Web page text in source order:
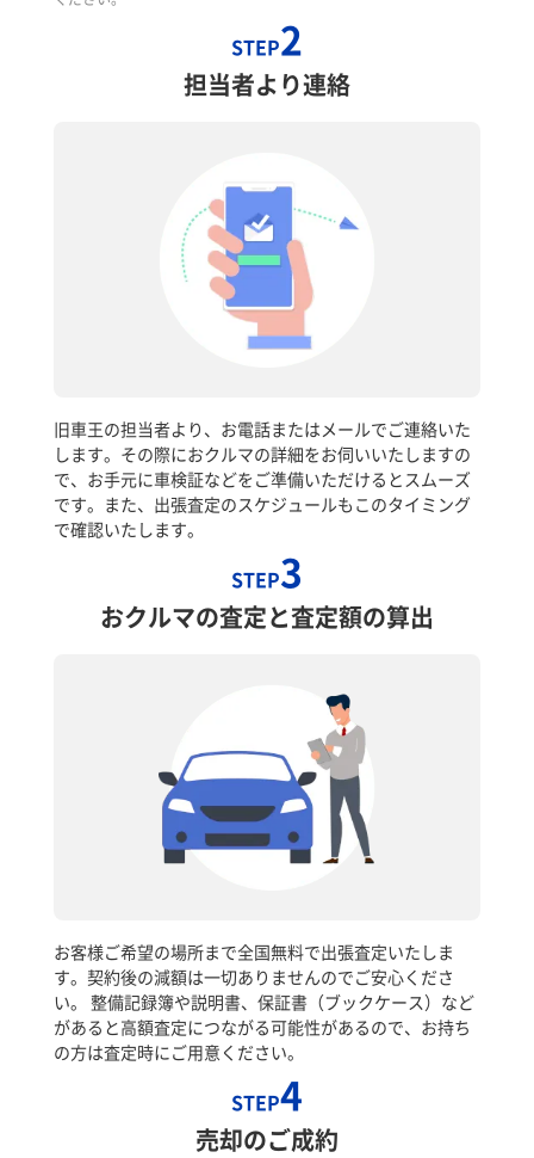
STEP2
担当者より連絡
旧車王の担当者より、お電話またはメールでご連絡いた
します。その際におクルマの詳細をお伺いいたしますの
で、お手元に車検証などをご準備いただけるとスムーズ
です。また、出張査定のスケジュールもこのタイミング
で確認いたします。
STEP3
おクルマの査定と査定額の算出
お客様ご希望の場所まで全国無料で出張査定いたしま
す。契約後の減額は一切ありませんのでご安心くださ
い。 整備記録簿や説明書、保証書（ブックケース）など
があると高額査定につながる可能性があるので、お持ち
の方は査定時にご用意ください。
STEP4
売却のご成約